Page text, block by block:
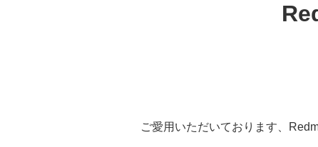
ご愛用いただいております、